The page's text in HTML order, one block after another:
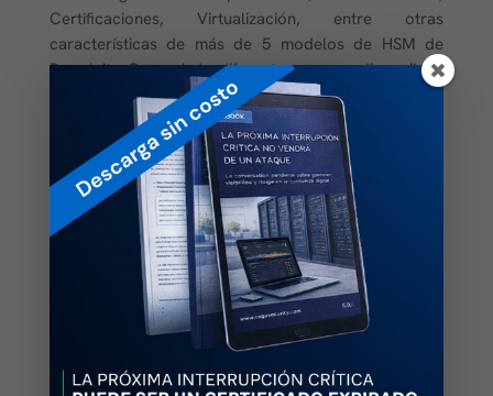
Certificaciones, Virtualización, entre otras
características de más de 5 modelos de HSM de
Propósito General de diferentes marcas disponibles
hoy en el mercado.